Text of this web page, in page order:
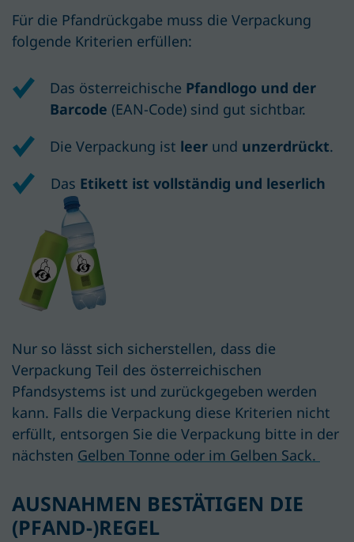
Für die Pfandrückgabe muss die Verpackung
folgende Kriterien erfüllen:
Das österreichische Pfandlogo und der
Barcode (EAN-Code) sind gut sichtbar.
Die Verpackung ist leer und unzerdrückt.
Das Etikett ist vollständig und leserlich
Nur so lässt sich sicherstellen, dass die
Verpackung Teil des österreichischen
Pfandsystems ist und zurückgegeben werden
kann. Falls die Verpackung diese Kriterien nicht
erfüllt, entsorgen Sie die Verpackung bitte in der
nächsten Gelben Tonne oder im Gelben Sack.
AUSNAHMEN BESTÄTIGEN DIE
(PFAND-)REGEL